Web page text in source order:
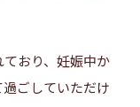
おり、妊娠中か
ごしていただけ